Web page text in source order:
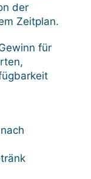
der
Zeitplan.
für